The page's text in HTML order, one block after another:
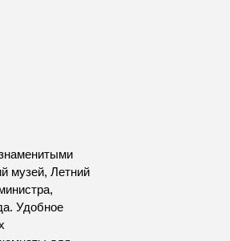
музей, Летний
Удобное